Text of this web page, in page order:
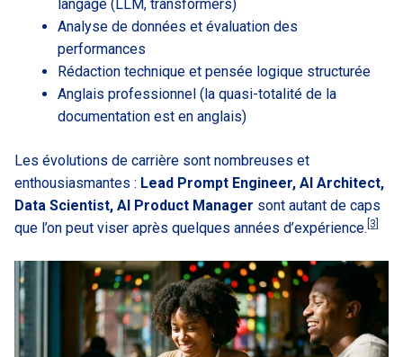
langage (LLM, transformers)
Analyse de données et évaluation des
performances
Rédaction technique et pensée logique structurée
Anglais professionnel (la quasi-totalité de la
documentation est en anglais)
Les évolutions de carrière sont nombreuses et
enthousiasmantes : Lead Prompt Engineer, AI Architect,
Data Scientist, AI Product Manager sont autant de caps
que l’on peut viser après quelques années d’expérience. [3]